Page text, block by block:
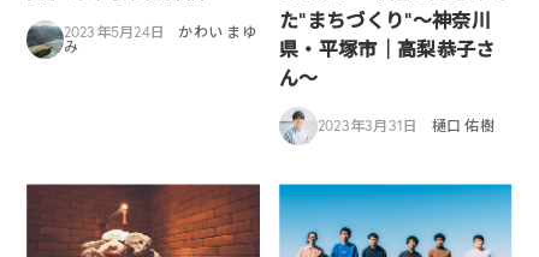
2023年5月24日
かわい まゆ
み
た”まちづくり”〜神奈川
県・平塚市｜高梨恭子さ
ん〜
2023年3月31日 樋口 佑樹